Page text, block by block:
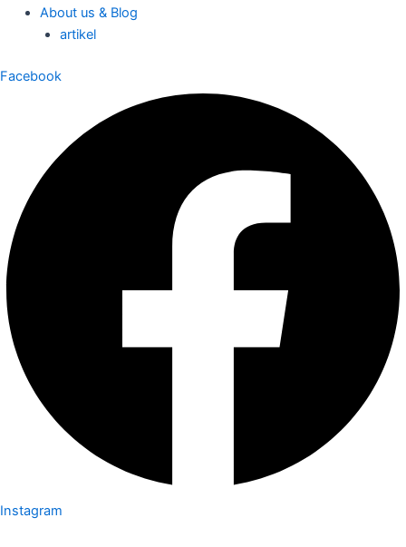
About us & Blog
artikel
Facebook
Instagram